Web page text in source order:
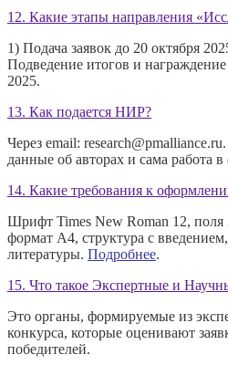
12. Какие этапы направления
1) Подача заявок до 20 октября
Подведение итогов и
2025.
13. Как подается НИР?
Через email:
данные об авторах и сама работа
14. Какие требования к
Шрифт Times New Roman 12, поля
формат А4, структура с
литературы. Подробнее.
15. Что такое Экспертные и
Это органы, формируемые из
конкурса, которые оценивают
победителей.